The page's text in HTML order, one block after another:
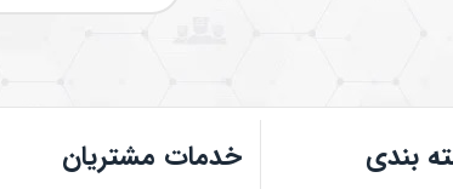
خدمات مشتریان بندی